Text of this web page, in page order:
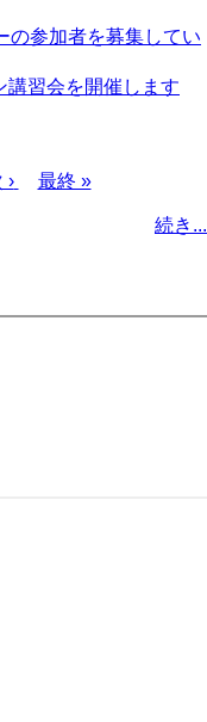
の参加者を募集してい
講習会を開催します
›
最
最終 »
続き...